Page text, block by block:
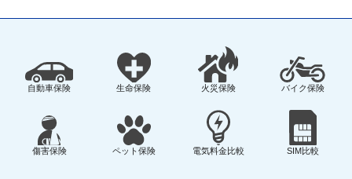
自動車保険 生命保険 火災保険 バイク保険
傷害保険 ペット保険 電気料金比較 SIM比較